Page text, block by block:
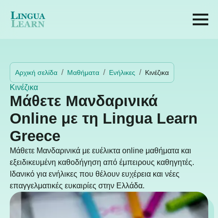
Αρχική σελίδα Μαθήματα Ενήλικες Κινέζικα
Κινέζικα
Μάθετε Μανδαρινικά
Online με τη Lingua Learn
Greece
Μάθετε Μανδαρινικά με ευέλικτα online μαθήματα και
εξειδικευμένη καθοδήγηση από έμπειρους καθηγητές.
Ιδανικό για ενήλικες που θέλουν ευχέρεια και νέες
επαγγελματικές ευκαιρίες στην Ελλάδα.